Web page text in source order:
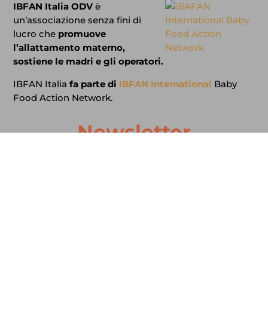
IBFAN Italia ODV è
un’associazione senza fini di
lucro che promuove
l’allattamento materno,
sostiene le madri e gli operatori.
IBFAN Italiafa parte di IBFAN International Baby
Food Action Network.
Newsletter